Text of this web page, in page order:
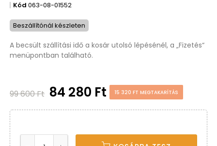
Kód 063-08-01552
Beszállítónál készleten
A becsült szállítási idő a kosár utolsó lépésénél, a „Fizetés“
menüpontban található.
99 600 Ft 84 280 Ft 15 320 FT MEGTAKARÍTÁS